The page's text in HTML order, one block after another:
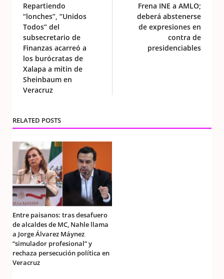
Repartiendo
“lonches”, “Unidos
Todos” del
subsecretario de
Finanzas acarreó a
los burócratas de
Xalapa a mitin de
Sheinbaum en
Veracruz
Frena INE a AMLO;
deberá abstenerse
de expresiones en
contra de
presidenciables
RELATED POSTS
Entre paisanos: tras desafuero
de alcaldes de MC, Nahle llama
a Jorge Álvarez Máynez
“simulador profesional” y
rechaza persecución política en
Veracruz